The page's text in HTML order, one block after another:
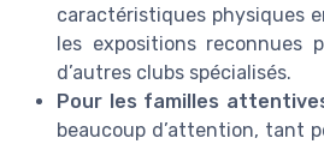
caractéristiques physiques
les expositions reconnues
d’autres clubs spécialisés.
Pour les familles
beaucoup d’attention, tant